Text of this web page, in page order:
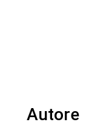
Autore